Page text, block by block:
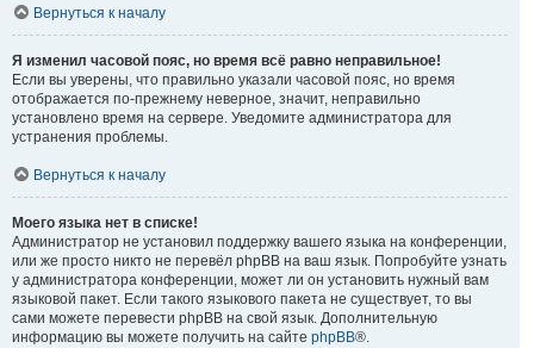
Вернуться к началу
Я изменил часовой пояс, но время всё равно неправильное!
Если вы уверены, что правильно указали часовой пояс, но время
отображается по-прежнему неверное, значит, неправильно
установлено время на сервере. Уведомите администратора для
устранения проблемы.
Вернуться к началу
Моего языка нет в списке!
Администратор не установил поддержку вашего языка на конференции,
или же просто никто не перевёл phpBB на ваш язык. Попробуйте узнать
у администратора конференции, может ли он установить нужный вам
языковой пакет. Если такого языкового пакета не существует, то вы
сами можете перевести phpBB на свой язык. Дополнительную
информацию вы можете получить на сайте phpBB®.